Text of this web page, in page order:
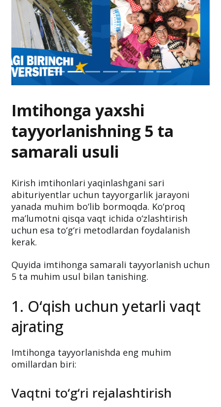
Imtihonga yaxshi
tayyorlanishning 5 ta
samarali usuli
Kirish imtihonlari yaqinlashgani sari
abituriyentlar uchun tayyorgarlik jarayoni
yanada muhim bo‘lib bormoqda. Ko‘proq
ma’lumotni qisqa vaqt ichida o‘zlashtirish
uchun esa to‘g‘ri metodlardan foydalanish
kerak.
Quyida imtihonga samarali tayyorlanish uchun
5 ta muhim usul bilan tanishing.
1. O‘qish uchun yetarli vaqt
ajrating
Imtihonga tayyorlanishda eng muhim
omillardan biri:
Vaqtni to‘g‘ri rejalashtirish